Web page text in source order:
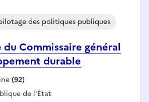
du Commissaire général
durable
des politiques publiques
(92)
:de l'État